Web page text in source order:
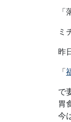
「
ミ
昨
「
で
胃
今